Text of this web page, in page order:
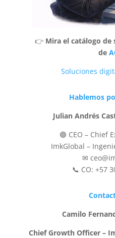
👉 Mira el catálogo
de
Soluciones
Hablemos
Julian Andrés
🟢 CEO – Chief
ImkGlobal –
✉
📞 CO: +57
Camilo
Chief Growth Officer –